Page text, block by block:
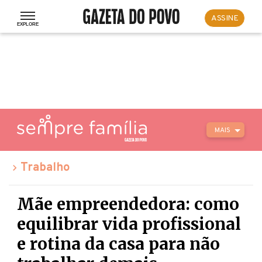
ASSINE
MAIS
Trabalho
Mãe empreendedora: como
equilibrar vida profissional
e rotina da casa para não